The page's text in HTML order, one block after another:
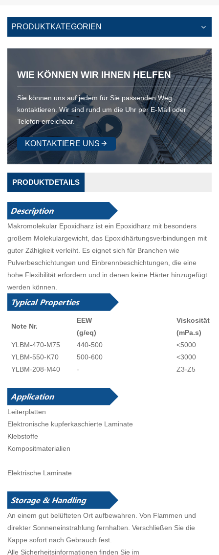
PRODUKTKATEGORIEN
WIE KÖNNEN WIR IHNEN HELFEN
Sie können uns auf jedem für Sie passenden Weg
kontaktieren. Wir sind rund um die Uhr per E-Mail oder
Telefon erreichbar.
KONTAKTIERE UNS
PRODUKTDETAILS
Makromolekular Epoxidharz ist ein Epoxidharz mit besonders
großem Molekulargewicht, das Epoxidhärtungsverbindungen mit
guter Zähigkeit verleiht. Es eignet sich für Branchen wie
Pulverbeschichtungen und Einbrennbeschichtungen, die eine
hohe Flexibilität erfordern und in denen keine Härter hinzugefügt
werden können.
Note Nr.
EEW
(g/eq)
Viskosität
(mPa.s)
YLBM-470-M75
440-500
<5000
YLBM-550-K70
500-600
<3000
YLBM-208-M40
- Z3-Z5
Leiterplatten
Elektronische kupferkaschierte Laminate
Klebstoffe
Kompositmaterialien
Elektrische Laminate
An einem gut belüfteten Ort aufbewahren. Von Flammen und
direkter Sonneneinstrahlung fernhalten. Verschließen Sie die
Kappe sofort nach Gebrauch fest.
Alle Sicherheitsinformationen finden Sie im